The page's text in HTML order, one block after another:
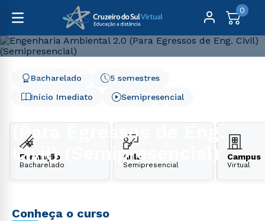
0
Engenharia Ambiental 2.0 (Para Egressos de Eng. Civil)
(Para Egressos de Eng.
Civil) (Semipresencial)
Início Imediato
5 semestres
Bacharelado
Semipresencial
Formação
Bacharelado
Aula
Semipresencial
Campus
Virtual
Conheça o curso